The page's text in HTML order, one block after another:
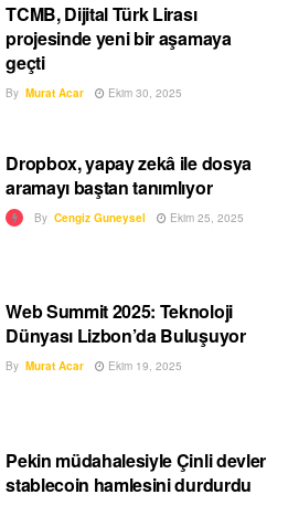
TCMB, Dijital Türk Lirası
projesinde yeni bir aşamaya
geçti
By Murat Acar Ekim 30, 2025
Dropbox, yapay zekâ ile dosya
aramayı baştan tanımlıyor
By Cengiz Guneysel Ekim 25, 2025
Web Summit 2025: Teknoloji
Dünyası Lizbon’da Buluşuyor
By Murat Acar Ekim 19, 2025
Pekin müdahalesiyle Çinli devler
stablecoin hamlesini durdurdu